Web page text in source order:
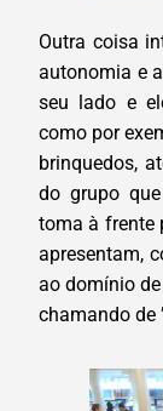
Outra coisa
autonomia e
seu lado e
como por
brinquedos,
do grupo
toma à frente
apresentam,
ao domínio
chamando de